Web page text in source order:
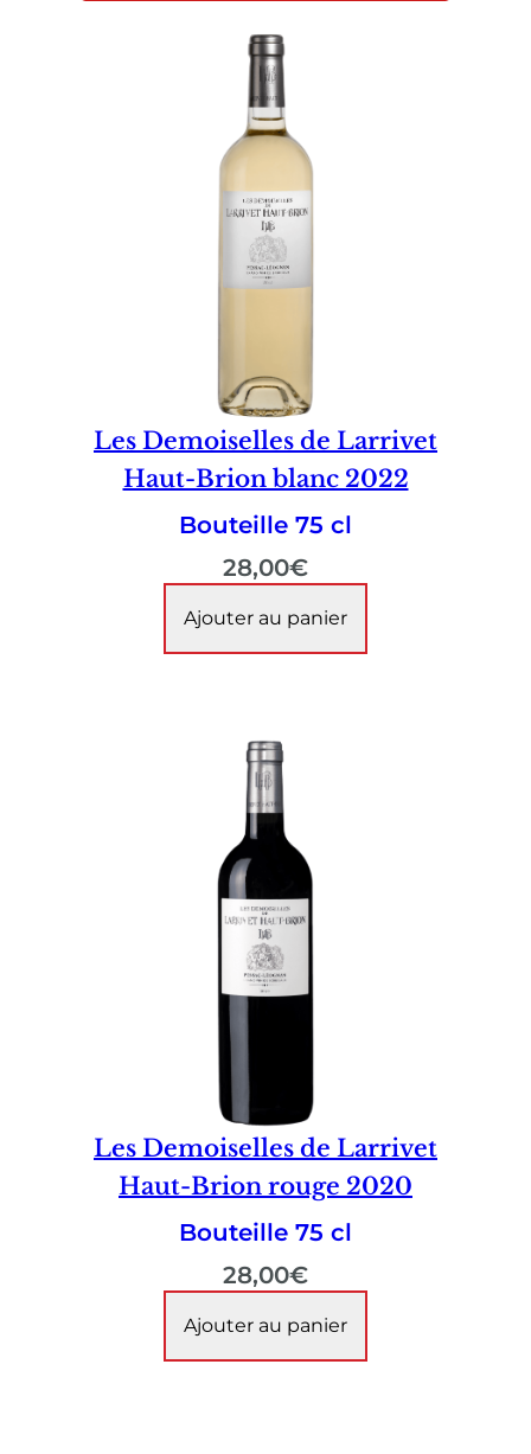
Les Demoiselles de Larrivet
Haut-Brion blanc 2022
Bouteille 75 cl
28,00€
Ajouter au panier
Les Demoiselles de Larrivet
Haut-Brion rouge 2020
Bouteille 75 cl
28,00€
Ajouter au panier